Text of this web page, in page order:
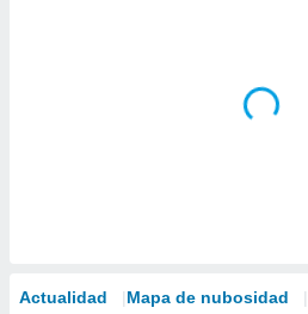
Actualidad Mapa de nubosidad